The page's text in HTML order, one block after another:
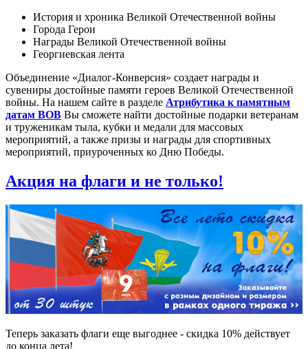
История и хроника Великой Отечественной войны
Города Герои
Награды Великой Отечественной войны
Георгиевская лента
Объединение «Диалог-Конверсия» создает награды и
сувениры достойные памяти героев Великой Отечественной
войны. На нашем сайте в разделе Атрибутика к памятным
датам ВОВ Вы сможете найти достойные подарки ветеранам
и труженикам тыла, кубки и медали для массовых
мероприятий, а также призы и награды для спортивных
мероприятий, приуроченных ко Дню Победы.
Акция на флаги и не только!
Теперь заказать флаги еще выгоднее - скидка 10% действует
до конца лета!